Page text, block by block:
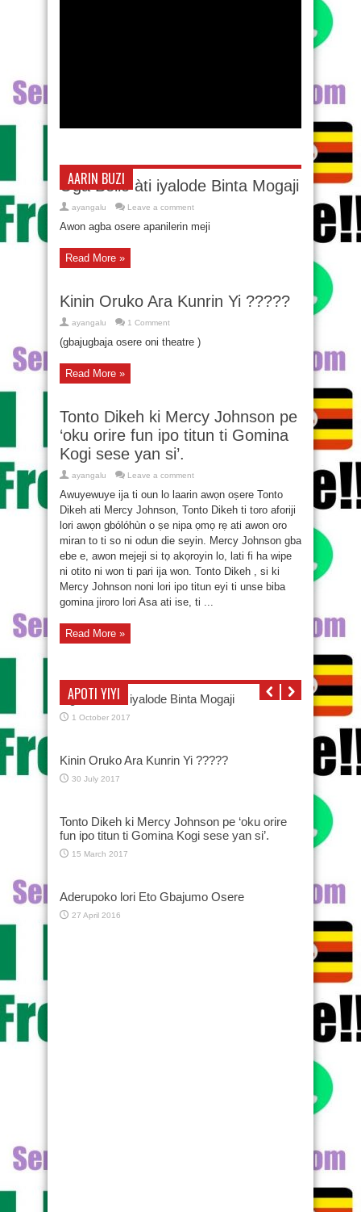
AARIN BUZI
Oga Bello àti iyalode Binta Mogaji
ayangalu Leave a comment
Awon agba osere apanilerin meji
Read More »
Kinin Oruko Ara Kunrin Yi ?????
ayangalu 1 Comment
(gbajugbaja osere oni theatre )
Read More »
Tonto Dikeh ki Mercy Johnson pe
‘oku orire fun ipo titun ti Gomina
Kogi sese yan si’.
ayangalu Leave a comment
Awuyewuye ija ti oun lo laarin awọn oṣere Tonto
Dikeh ati Mercy Johnson, Tonto Dikeh ti toro aforiji
lori awọn gbólóhùn o ṣe nipa ọmọ rẹ ati awon oro
miran to ti so ni odun die seyin. Mercy Johnson gba
ebe e, awon mejeji si tọ akọroyin lo, lati fi ha wipe
ni otito ni won ti pari ija won. Tonto Dikeh , si ki
Mercy Johnson noni lori ipo titun eyi ti unse biba
gomina jiroro lori Asa ati ise, ti ...
Read More »
APOTI YIYI
Oga Bello àti iyalode Binta Mogaji
1 October 2017
Kinin Oruko Ara Kunrin Yi ?????
30 July 2017
Tonto Dikeh ki Mercy Johnson pe ‘oku orire
fun ipo titun ti Gomina Kogi sese yan si’.
15 March 2017
Aderupoko lori Eto Gbajumo Osere
27 April 2016